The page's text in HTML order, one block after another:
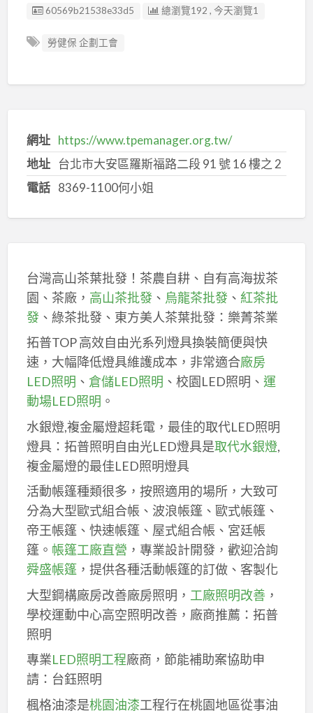
廣告编號
60569b21538e33d5 總瀏覽192 , 今天瀏覽1
勞健保 企劃工會
網址 https://www.tpemanager.org.tw/
地址 台北市大安區羅斯福路二段 91 號 16 樓之 2
電話 8369-1100何小姐
台灣高山茶葉批發！茶農自耕、自有高海拔茶
園、茶廠， 高山茶批發、 烏龍茶批發、 紅茶批
發、綠茶批發、東方美人茶葉批發：樂菁茶業
拓普TOP 高效自由光系列燈具換裝簡便與快
速，大幅降低燈具維護成本，非常適合廠房
LED照明 、 倉儲LED照明 、校園LED照明、 運
動場LED照明 。
水銀燈,複金屬燈超耗電，最佳的取代LED照明
燈具：拓普照明自由光LED燈具是取代水銀燈,
複金屬燈的最佳LED照明燈具
活動帳篷種類很多，按照適用的場所，大致可
分為大型歐式組合帳、波浪帳篷、歐式帳篷、
帝王帳篷、快速帳篷、屋式組合帳、宮廷帳
篷。 帳篷工廠直營 ，專業設計開發，歡迎洽詢
舜盛帳篷，提供各種活動帳篷的訂做、客製化
大型鋼構廠房改善廠房照明， 工廠照明改善，
學校運動中心高空照明改善，廠商推薦：拓普
照明
專業LED照明工程廠商，節能補助案協助申
請：台鈺照明
楓格油漆是桃園油漆工程行在桃園地區從事油